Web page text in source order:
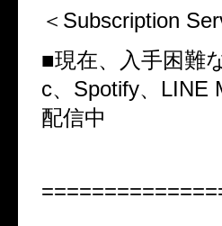
＜ Subscription
■現在、入手困難
c、 Spotify、 LINE
配信中